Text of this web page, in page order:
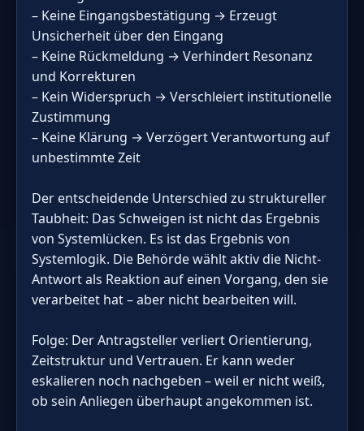
– Keine Eingangsbestätigung → Erzeugt
Unsicherheit über den Eingang
– Keine Rückmeldung → Verhindert Resonanz
und Korrekturen
– Kein Widerspruch → Verschleiert institutionelle
Zustimmung
– Keine Klärung → Verzögert Verantwortung auf
unbestimmte Zeit
Der entscheidende Unterschied zu struktureller
Taubheit: Das Schweigen ist nicht das Ergebnis
von Systemlücken. Es ist das Ergebnis von
Systemlogik. Die Behörde wählt aktiv die Nicht-
Antwort als Reaktion auf einen Vorgang, den sie
verarbeitet hat – aber nicht bearbeiten will.
Folge: Der Antragsteller verliert Orientierung,
Zeitstruktur und Vertrauen. Er kann weder
eskalieren noch nachgeben – weil er nicht weiß,
ob sein Anliegen überhaupt angekommen ist.